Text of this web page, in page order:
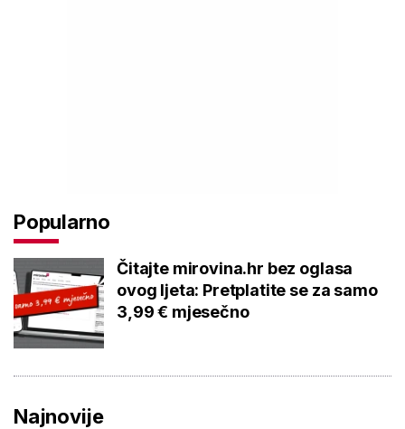
Popularno
Čitajte mirovina.hr bez oglasa
ovog ljeta: Pretplatite se za samo
3,99 € mjesečno
Najnovije